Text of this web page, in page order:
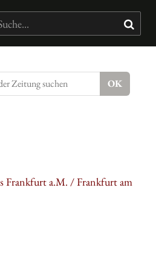
Frankfurt a.M. / Frankfurt am